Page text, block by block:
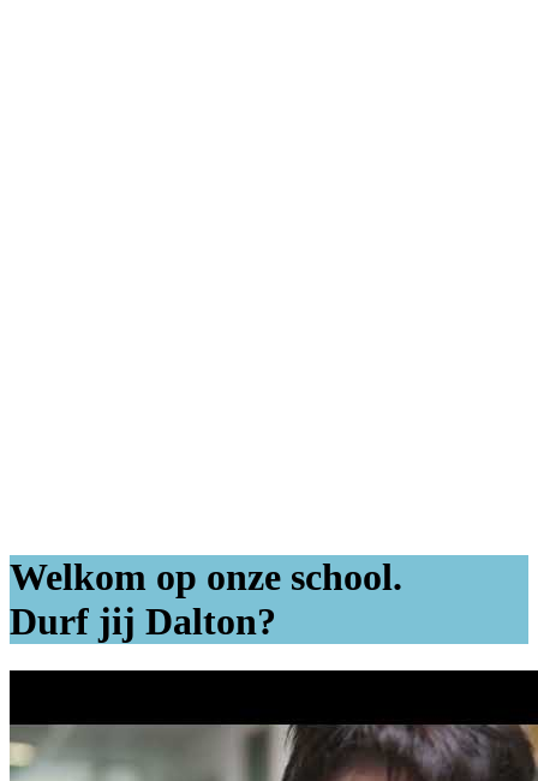
Welkom op onze school.
Durf jij Dalton?